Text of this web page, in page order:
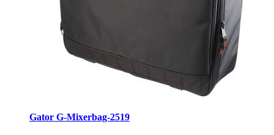
Gator G-Mixerbag-2519